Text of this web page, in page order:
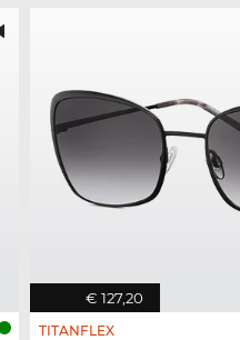
€ 127,20
TITANFLEX